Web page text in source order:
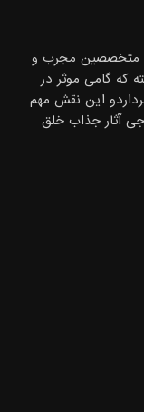
متخصصین مجرب و
که گامی موثر در
این نقش مهم
آثار جذاب خلق